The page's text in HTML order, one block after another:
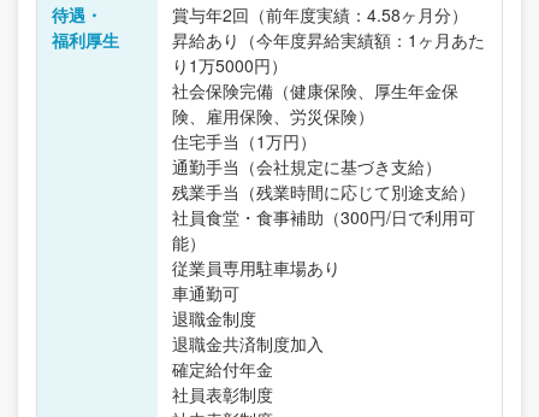
待遇・
福利厚生
賞与年2回（前年度実績：4.58ヶ月分）
昇給あり（今年度昇給実績額：1ヶ月あた
り1万5000円）
社会保険完備（健康保険、厚生年金保
険、雇用保険、労災保険）
住宅手当（1万円）
通勤手当（会社規定に基づき支給）
残業手当（残業時間に応じて別途支給）
社員食堂・食事補助（300円/日で利用可
能）
従業員専用駐車場あり
車通勤可
退職金制度
退職金共済制度加入
確定給付年金
社員表彰制度